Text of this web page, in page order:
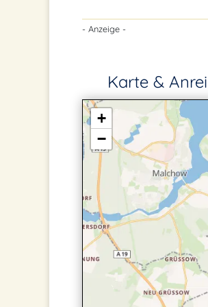
- Anzeige -
Karte &
+
−